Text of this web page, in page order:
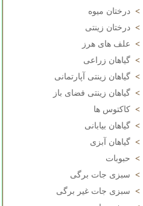
> درختان میوه
> درختان زینتی
> علف های هرز
> گیاهان زراعی
> گیاهان زینتی آپارتمانی
> گیاهان زینتی فضای باز
> کاکتوس ها
> گیاهان بیابانی
> گیاهان آبزی
> حبوبات
> سبزی جات برگی
> سبزی جات غیر برگی